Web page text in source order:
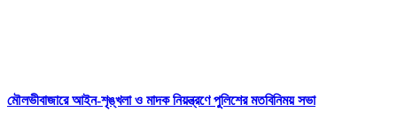
মৌলভীবাজারে আইন-শৃঙ্খলা ও মাদক নিয়ন্ত্রণে পুলিশের মতবিনিময় সভা